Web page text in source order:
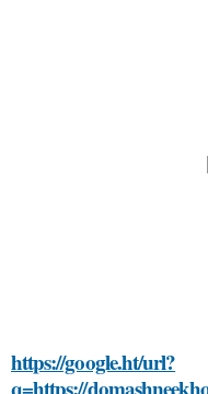
https://google.ht/url?
q=https://